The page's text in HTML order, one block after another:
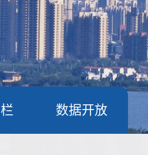
数据开放